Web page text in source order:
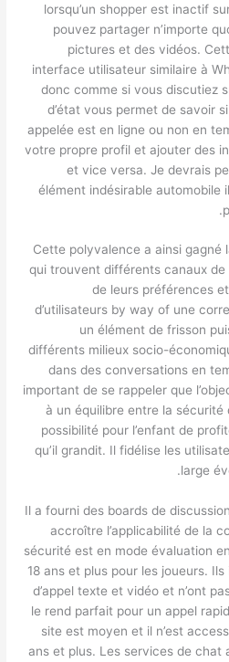
lorsqu’un shopper est inactif
pouvez partager n’importe
pictures et des vidéos.
interface utilisateur similaire à
donc comme si vous discutiez
d’état vous permet de savoir
appelée est en ligne ou non en
votre propre profil et ajouter des
et vice versa. Je devrais
élément indésirable automobile
Cette polyvalence a ainsi gagné
qui trouvent différents canaux
de leurs préférences
d’utilisateurs by way of une
un élément de frisson
différents milieux socio-
dans des conversations en
important de se rappeler que
à un équilibre entre la sécurité
possibilité pour l’enfant de
qu’il grandit. Il fidélise les
large
Il a fourni des boards de
accroître l’applicabilité de la
sécurité est en mode évaluation
18 ans et plus pour les joueurs.
d’appel texte et vidéo et n’ont
le rend parfait pour un appel
site est moyen et il n’est
ans et plus. Les services de chat